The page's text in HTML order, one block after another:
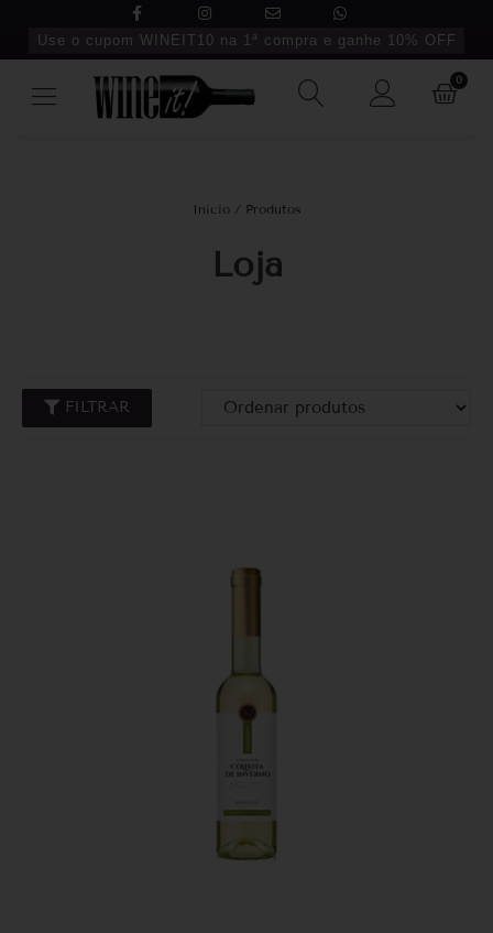
Use o cupom WINEIT10 na 1ª compra e ganhe 10% OFF
0
Início/ Produtos
Loja
FILTRAR